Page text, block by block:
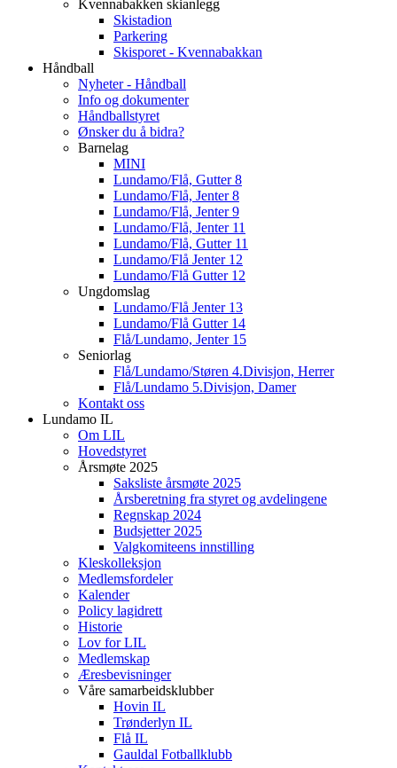
Kvennabakken skianlegg
Skistadion
Parkering
Skisporet - Kvennabakkan
Håndball
Nyheter - Håndball
Info og dokumenter
Håndballstyret
Ønsker du å bidra?
Barnelag
MINI
Lundamo/Flå, Gutter 8
Lundamo/Flå, Jenter 8
Lundamo/Flå, Jenter 9
Lundamo/Flå, Jenter 11
Lundamo/Flå, Gutter 11
Lundamo/Flå Jenter 12
Lundamo/Flå Gutter 12
Ungdomslag
Lundamo/Flå Jenter 13
Lundamo/Flå Gutter 14
Flå/Lundamo, Jenter 15
Seniorlag
Flå/Lundamo/Støren 4.Divisjon, Herrer
Flå/Lundamo 5.Divisjon, Damer
Kontakt oss
Lundamo IL
Om LIL
Hovedstyret
Årsmøte 2025
Saksliste årsmøte 2025
Årsberetning fra styret og avdelingene
Regnskap 2024
Budsjetter 2025
Valgkomiteens innstilling
Kleskolleksjon
Medlemsfordeler
Kalender
Policy lagidrett
Historie
Lov for LIL
Medlemskap
Æresbevisninger
Våre samarbeidsklubber
Hovin IL
Trønderlyn IL
Flå IL
Gauldal Fotballklubb